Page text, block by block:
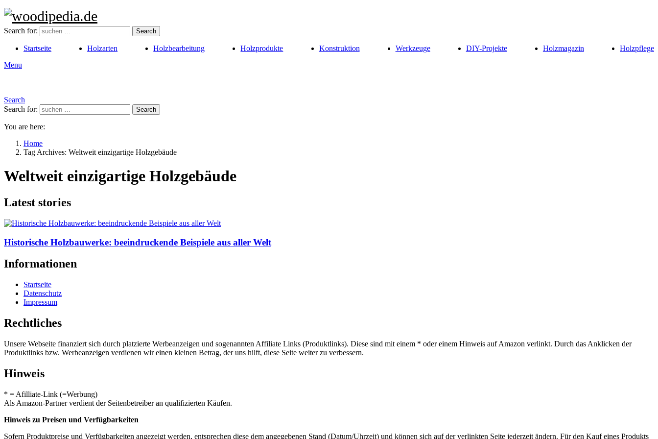
Search for: Search
Startseite Holzarten Holzbearbeitung Holzprodukte Konstruktion Werkzeuge DIY-Projekte Holzmagazin
Holzpflege
Menu
Search
Search for:
Search
You are here:
Home
Tag Archives: Weltweit einzigartige Holzgebäude
Weltweit einzigartige Holzgebäude
Latest stories
Historische Holzbauwerke: beeindruckende Beispiele aus aller Welt
Informationen
Startseite
Datenschutz
Impressum
Rechtliches
Unsere Webseite finanziert sich durch platzierte Werbeanzeigen und sogenannten Affiliate Links (Produktlinks). Diese sind mit einem * oder einem Hinweis auf Amazon verlinkt. Durch das Anklicken der
Produktlinks bzw. Werbeanzeigen verdienen wir einen kleinen Betrag, der uns hilft, diese Seite weiter zu verbessern.
Hinweis
* = Afilliate-Link (=Werbung)
Als Amazon-Partner verdient der Seitenbetreiber an qualifizierten Käufen.
Hinweis zu Preisen und Verfügbarkeiten
Sofern Produktpreise und Verfügbarkeiten angezeigt werden, entsprechen diese dem angegebenen Stand (Datum/Uhrzeit) und können sich auf der verlinkten Seite jederzeit ändern. Für den Kauf eines Produkts